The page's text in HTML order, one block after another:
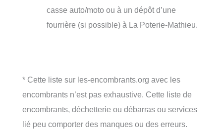
casse auto/moto ou à un dépôt d’une
fourrière (si possible) à La Poterie-Mathieu.
* Cette liste sur les-encombrants.org avec les
encombrants n’est pas exhaustive. Cette liste de
encombrants, déchetterie ou débarras ou services
lié peu comporter des manques ou des erreurs.